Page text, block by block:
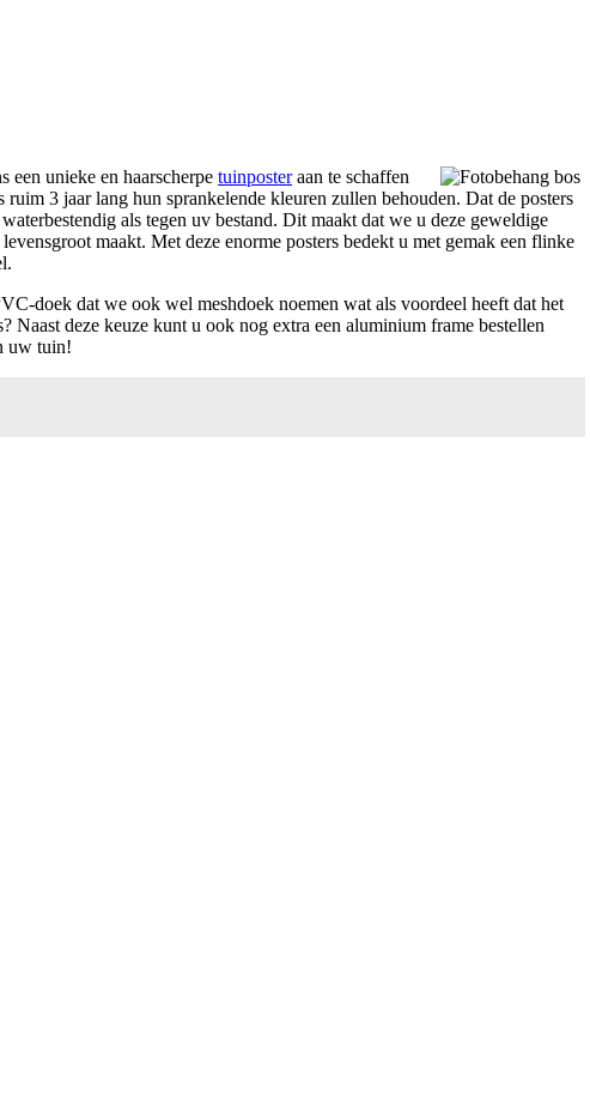
unieke en haarscherpe tuinposteraan te schaffen
ruim 3 jaar lang hun sprankelende kleuren zullen behouden. Dat de posters
als tegen uv bestand. Dit maakt dat we u deze geweldige
maakt. Met deze enorme posters bedekt u met gemak een flinke
doek dat we ook wel meshdoek noemen wat als voordeel heeft dat het
deze keuze kunt u ook nog extra een aluminium frame bestellen
uw tuin!